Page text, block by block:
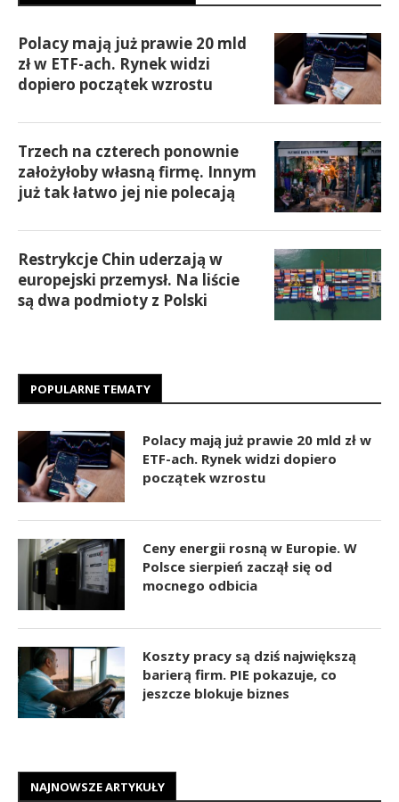
Polacy mają już prawie 20 mld
zł w ETF-ach. Rynek widzi
dopiero początek wzrostu
Trzech na czterech ponownie
założyłoby własną firmę. Innym
już tak łatwo jej nie polecają
Restrykcje Chin uderzają w
europejski przemysł. Na liście
są dwa podmioty z Polski
POPULARNE TEMATY
Polacy mają już prawie 20 mld zł w
ETF-ach. Rynek widzi dopiero
początek wzrostu
Ceny energii rosną w Europie. W
Polsce sierpień zaczął się od
mocnego odbicia
Koszty pracy są dziś największą
barierą firm. PIE pokazuje, co
jeszcze blokuje biznes
NAJNOWSZE ARTYKUŁY